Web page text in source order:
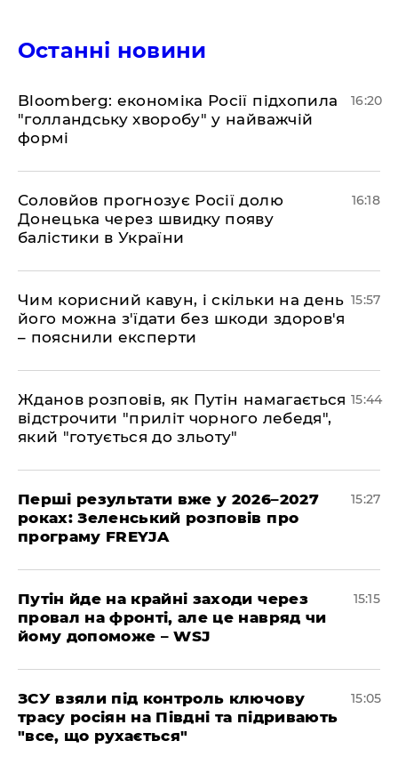
Останні новини
Bloomberg: економіка Росії підхопила
"голландську хворобу" у найважчій
формі
16:20
Соловйов прогнозує Росії долю
Донецька через швидку появу
балістики в України
16:18
Чим корисний кавун, і скільки на день
його можна з'їдати без шкоди здоров'я
– пояснили експерти
15:57
Жданов розповів, як Путін намагається
відстрочити "приліт чорного лебедя",
який "готується до зльоту"
15:44
Перші результати вже у 2026–2027
роках: Зеленський розповів про
програму FREYJA
15:27
Путін йде на крайні заходи через
провал на фронті, але це навряд чи
йому допоможе – WSJ
15:15
ЗСУ взяли під контроль ключову
трасу росіян на Півдні та підривають
"все, що рухається"
15:05